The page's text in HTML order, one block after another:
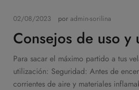
02/08/2023 por admin-sorilina
Consejos de uso y
Para sacar el máximo partido a tus
utilización: Seguridad: Antes de
corrientes de aire y materiales